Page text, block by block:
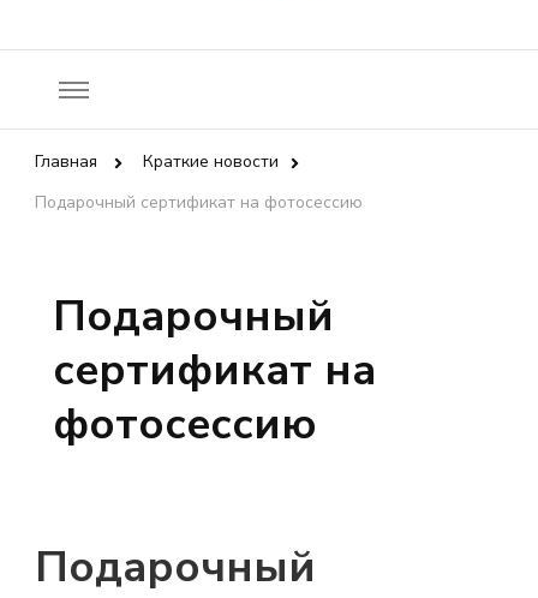
Главная
Краткие новости
Подарочный сертификат на фотосессию
Подарочный
сертификат на
фотосессию
Подарочный